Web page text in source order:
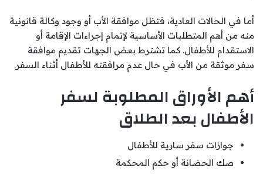
أما في الحالات العادية، فتظل موافقة الأب أو وجود وكالة قانونية
منه من أهم المتطلبات الأساسية لإتمام إجراءات الإقامة أو
الاستقدام للأطفال. كما تشترط بعض الجهات تقديم موافقة
سفر موثقة من الأب في حال عدم مرافقته للأطفال أثناء السفر.
أهم الأوراق المطلوبة لسفر
الأطفال بعد الطلاق
جوازات سفر سارية للأطفال
صك الحضانة أو حكم المحكمة